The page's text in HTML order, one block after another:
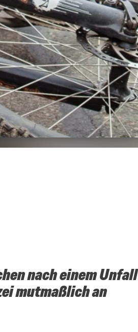
nach einem Unfall
mutmaßlich an